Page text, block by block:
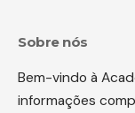
Sobre nós
Bem-vindo à
informações